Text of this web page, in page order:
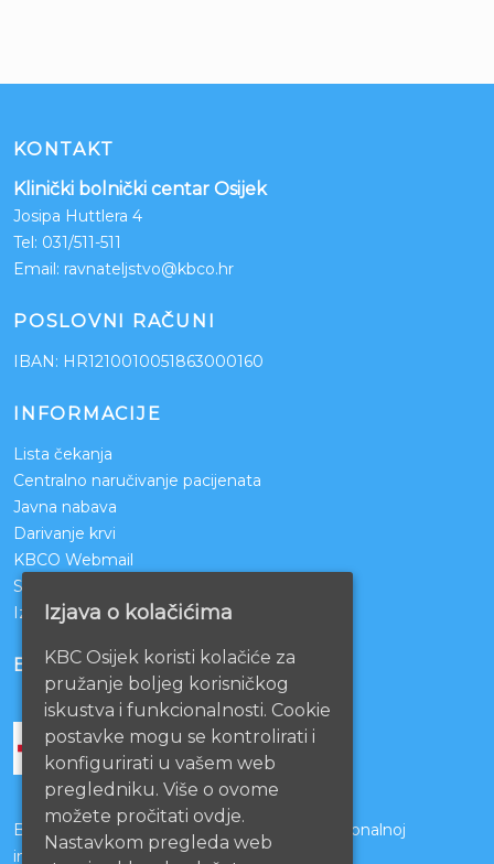
KONTAKT
Klinički bolnički centar Osijek
Josipa Huttlera 4
Tel: 031/511-511
Email: ravnateljstvo@kbco.hr
POSLOVNI RAČUNI
IBAN: HR1210010051863000160
INFORMACIJE
Lista čekanja
Centralno naručivanje pacijenata
Javna nabava
Darivanje krvi
KBCO Webmail
Sestrinstvo KBC Osijek
Izjava o pristupačnosti mrežnih stranica
BOLNICE PARTNERI
Bolnice s kojima je potpisan ugovor o funkcionalnoj
integraciji
Izjava o kolačićima
KBC Osijek koristi kolačiće za
pružanje boljeg korisničkog
iskustva i funkcionalnosti. Cookie
postavke mogu se kontrolirati i
konfigurirati u vašem web
pregledniku. Više o ovome
možete pročitati ovdje.
Nastavkom pregleda web